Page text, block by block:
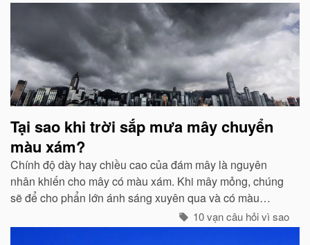
Tại sao khi trời sắp mưa mây chuyển
màu xám?
Chính độ dày hay chiều cao của đám mây là nguyên
nhân khiến cho mây có màu xám. Khi mây mỏng, chúng
sẽ để cho phẩn lớn ánh sáng xuyên qua và có màu
10 vạn câu hỏi vì sao